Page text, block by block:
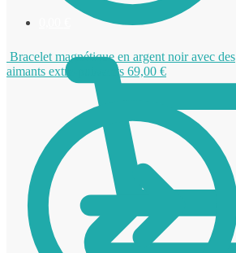
Bracelet magnétique en argent noir avec des
aimants extra-puissants 69,00 €